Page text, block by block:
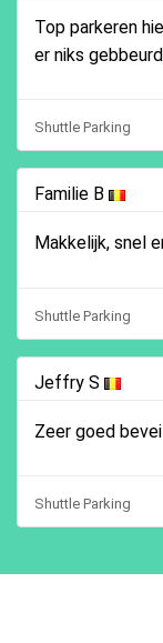
Top parkeren
er niks
Shuttle Parking
Familie B
Makkelijk, snel
Shuttle Parking
Jeffry S
Zeer goed
Shuttle Parking